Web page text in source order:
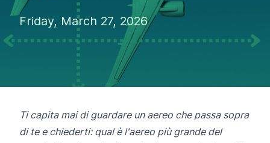
Friday, March 27, 2026
Ti capita mai di guardare un aereo che passa sopra
di te e chiederti: qual è l'aereo più grande del